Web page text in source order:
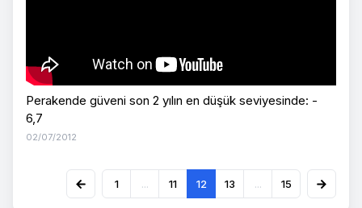
Perakende güveni son 2 yılın en düşük seviyesinde: -
6,7
02/07/2012
1 ... 11 12 13 ... 15